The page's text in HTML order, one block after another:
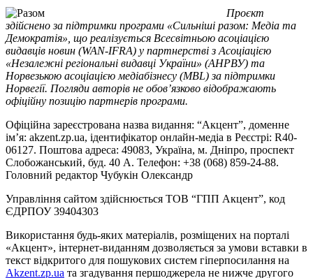
Проєкт
здійснено за підтримки програми «Сильніші разом: Медіа та
Демократія», що реалізується Всесвітньою асоціацією
видавців новин (WAN-IFRA) у партнерстві з Асоціацією
«Незалежні регіональні видавці України» (АНРВУ) та
Норвезькою асоціацією медіабізнесу (MBL) за підтримки
Норвегії. Погляди авторів не обов’язково відображають
офіційну позицію партнерів програми.
Офіційна зареєстрована назва видання: “Акцент”, доменне
ім’я: akzent.zp.ua, ідентифікатор онлайн-медіа в Реєстрі: R40-
06127. Поштова адреса: 49083, Україна, м. Дніпро, проспект
Слобожанський, буд. 40 А. Телефон: +38 (068) 859-24-88.
Головний редактор Чубукін Олександр
Управління сайтом здійснюється ТОВ “ГПП Акцент”, код
ЄДРПОУ 39404303
Використання будь-яких матеріалів, розміщених на порталі
«Акцент», інтернет-виданням дозволяється за умови вставки в
текст відкритого для пошукових систем гіперпосилання на
Akzent.zp.ua та згадування першоджерела не нижче другого